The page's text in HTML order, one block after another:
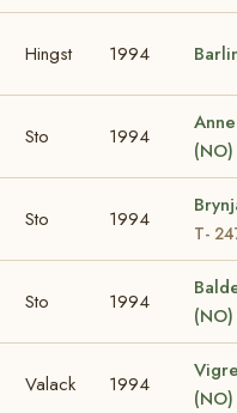
Hingst 1994
Sto 1994
(NO)
Sto 1994
T-
Sto 1994
(NO)
Valack 1994
(NO)